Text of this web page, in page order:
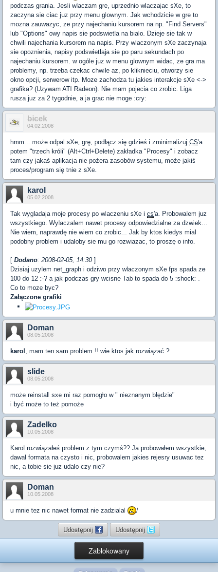
podczas grania. Jesli wlaczam gre, uprzednio wlaczajac sXe, to
zaczyna sie ciac juz przy menu glownym. Jak wchodzicie w gre to
mozna zauwazyc, ze przy najechaniu kursorem na np. "Find Servers"
lub "Options" owy napis sie podswietla na bialo. Dzieje sie tak w
chwili najechania kursorem na napis. Przy wlaczonym sXe zaczynaja
sie opoznienia, napisy podswietlaja sie po paru sekundach po
najechaniu kursorem. w ogóle juz w menu glownym widac, ze gra ma
problemy, np. trzeba czekac chwile az, po kliknieciu, otworzy sie
okno opcji, serwerow itp. Moze zachodza tu jakies interakcje sXe <->
grafika? (Uzywam ATI Radeon). Nie mam pojecia co zrobic. Liga
rusza juz za 2 tygodnie, a ja grac nie moge :cry:
bicek
04.02.2008
hmm... może odpal sXe, grę, podłącz się gdzieś i zminimalizuj CS'a
potem "trzech króli" (Alt+Ctrl+Delete) zakładka "Procesy" i zobacz
tam czy jakaś aplikacja nie pożera zasobów systemu, może jakiś
proces/program się tnie z sXe.
karol
05.02.2008
Tak wygladaja moje procesy po wlaczeniu sXe i cs'a. Probowalem juz
wszystkiego. Wylaczalem nawet procesy odpowiedzialne za dzwiek...
Nie wiem, naprawdę nie wiem co zrobic... Jak by ktos kiedys mial
podobny problem i udaloby sie mu go rozwiazac, to proszę o info.
[ Dodano: 2008-02-05, 14:30 ]
Dzisiaj uzylem net_graph i odziwo przy wlaczonym sXe fps spada ze
100 do 12 :-? a jak podczas gry wcisne Tab to spada do 5 :shock: .
Co to moze byc?
Załączone grafiki
Doman
08.05.2008
karol , mam ten sam problem !! wie ktos jak rozwiązać ?
slide
08.05.2008
może reinstall sxe mi raz pomogło w " nieznanym błędzie"
i być może to też pomoże
Zadelko
10.05.2008
Karol rozwiązałeś problem z tym czymś?? Ja probowałem wszystkie,
dawal formata na czysto i nic, probowalem jakies rejesry usuwac tez
nic, a tobie sie juz udalo czy nie?
Doman
10.05.2008
u mnie tez nic nawet format nie zadzialal /
Udostępnij Udostępnij
Zablokowany